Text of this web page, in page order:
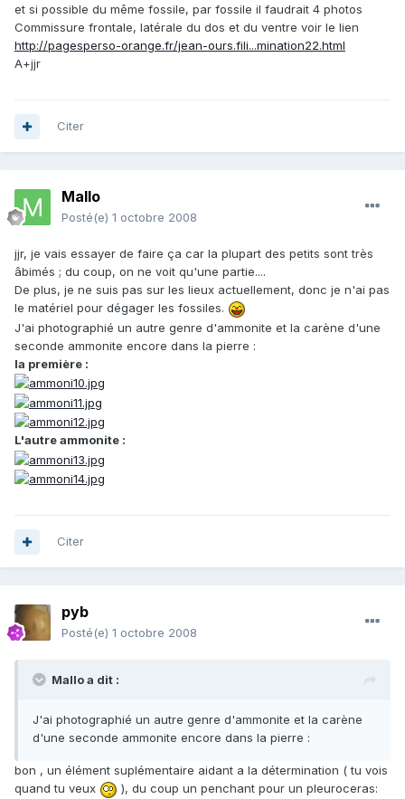
et si possible du même fossile, par fossile il faudrait 4 photos
Commissure frontale, latérale du dos et du ventre voir le lien
http://pagesperso-orange.fr/jean-ours.fili...mination22.html
A+jjr
Citer
Mallo
Posté(e) 1 octobre 2008
jjr, je vais essayer de faire ça car la plupart des petits sont très
âbimés ; du coup, on ne voit qu'une partie....
De plus, je ne suis pas sur les lieux actuellement, donc je n'ai pas
le matériel pour dégager les fossiles.
J'ai photographié un autre genre d'ammonite et la carène d'une
seconde ammonite encore dans la pierre :
la première :
L'autre ammonite :
Citer
pyb
Posté(e) 1 octobre 2008
Mallo a dit :
J'ai photographié un autre genre d'ammonite et la carène
d'une seconde ammonite encore dans la pierre :
bon , un élément suplémentaire aidant a la détermination ( tu vois
quand tu veux
), du coup un penchant pour un pleuroceras: